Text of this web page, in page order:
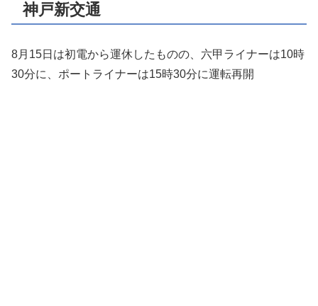
神戸新交通
8月15日は初電から運休したものの、六甲ライナーは10時
30分に、ポートライナーは15時30分に運転再開